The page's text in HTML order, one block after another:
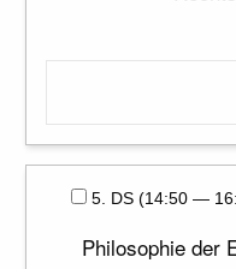
5. DS (14:50 —
Philosophie der